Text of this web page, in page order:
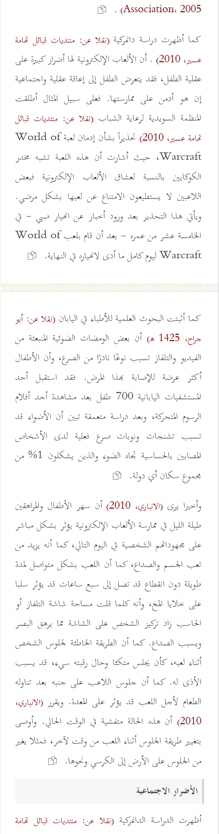
Association، 2005) .
كما أظهرت دراسة دانمركية(نقلا عن: منتديات قبائل تهامة
عسير، 2010)
. أن الألعاب الإلكترونية لها أضرار كبيرة على
عقلية الطفل، فقد يتعرض الطفل إلى إعاقة عقلية واجتماعية
إن هو أدمن على ممارستها. فعلى سبيل المثال أطلقت
المنظمة السويدية لرعاية الشباب (نقلا عن: منتديات قبائل
تهامة عسير، 2010)
تحذيراً بشأن إدمان لعبة World of
Warcraft، حيث أشارت أن هذه اللعبة تشبه مخدر
الكوكايين بالنسبة لعشاق الألعاب الإلكترونية فبعض
اللاعبين لا يستطيعون الامتناع عن لعبها بشكل مرضي.
ويأتي هذا التحذير بعد ورود أخبار عن انهيار صبي - في
الخامسة عشر من عمره - بعد أن قام بلعب World of
Warcraft ليوم كامل ما أدى لانهياره في النهاية.
كما أثبتت البحوث العلمية للأطباء في اليابان (نقلا عن: أبو
جراح، 1425 هـ)
أن بعض الومضات الضوئية المنبعثة من
الفيديو والتلفاز تسبب نوعًا نادرًا من الصرع، وأن الأطفال
أكثر عرضة للإصابة بهذا المرض. فقد استقبل أحد
المستشفيات اليابانية 700 طفل بعد مشاهدة أحد أفلام
الرسوم المتحركة، وبعد دراسة متعمقة تبين أن الأضواء قد
تسبب تشنجات ونوبات صرع فعلية لدى الأشخاص
المصابين بالحساسية تجاه الضوء والذين يشكلون 1% من
مجموع سكان أي دولة.
وأخيرا يرى (الانباري، 2010)
أن سهر الأطفال والمراهقين
طيلة الليل في ممارسة الألعاب الإلكترونية يؤثر بشكل مباشر
على مجهوداتهم الشخصية في اليوم التالي، كما أنه يزيد من
تعب الجسم والصداع، كما أن اللعب بشكل متواصل لمدة
طويلة دون انقطاع قد تصل إلى سبع ساعات قد يؤثر سلبا
على خلايا المخ، وأنه كلما قلت مساحة شاشة التلفاز أو
الحاسب زاد تركيز الشخص على الشاشة مما يرهق البصر
ويسبب الصداع. كما أن الطريقة الخاطئة لجلوس الشخص
أثناء لعبه، كأن يجلس متكئا وحال رقبته سيء، قد يسبب
الأذى له. كما أن جلوس اللاعب على جنبه بعد تناوله
الطعام لأجل اللعب قد يؤثر على المعدة. ويقرر (الانباري،
2010) أن هذه الحالة متفشية في الوقت الحالي. وأوصى
بتغيير طريقة الجلوس أثناء اللعب من وقت لآخر، فمثلا يغير
من الجلوس على الأرض إلى الكرسي ونحوها.
الأضرار الاجتماعية
أظهرت الدراسة الدانمركية(نقلا عن: منتديات قبائل تهامة